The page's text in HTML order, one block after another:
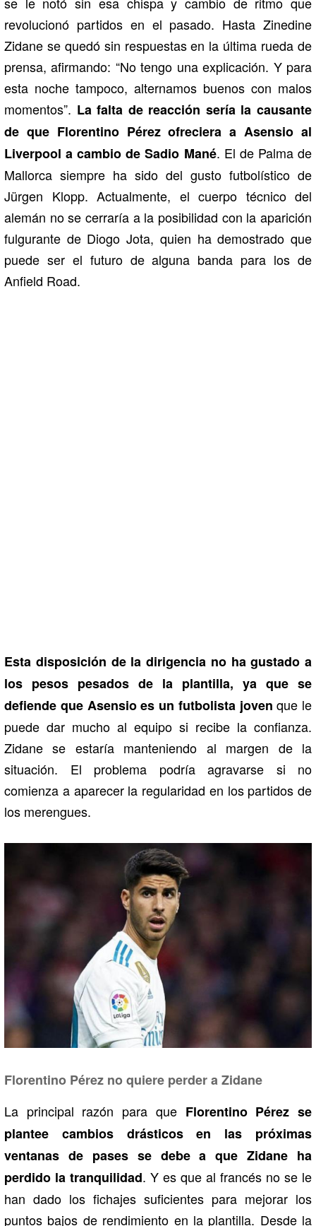
revolucionó partidos en el pasado. Hasta Zinedine
Zidane se quedó sin respuestas en la última rueda de
prensa, afirmando: “No tengo una explicación. Y para
esta noche tampoco, alternamos buenos con malos
momentos”. La falta de reacción sería la causante
de que Florentino Pérez ofreciera a Asensio al
Liverpool a cambio de Sadio Mané. El de Palma de
Mallorca siempre ha sido del gusto futbolístico de
Jürgen Klopp. Actualmente, el cuerpo técnico del
alemán no se cerraría a la posibilidad con la aparición
fulgurante de Diogo Jota, quien ha demostrado que
puede ser el futuro de alguna banda para los de
Anfield Road.
Esta disposición de la dirigencia no ha gustado a
los pesos pesados de la plantilla, ya que se
defiende que Asensio es un futbolista joven que le
puede dar mucho al equipo si recibe la confianza.
Zidane se estaría manteniendo al margen de la
situación. El problema podría agravarse si no
comienza a aparecer la regularidad en los partidos de
los merengues.
Florentino Pérez no quiere perder a Zidane
La principal razón para queFlorentino Pérez se
plantee cambios drásticos en las próximas
ventanas de pases se debe a que Zidane ha
perdido la tranquilidad. Y es que al francés no se le
han dado los fichajes suficientes para mejorar los
puntos bajos de rendimiento en la plantilla. Desde la